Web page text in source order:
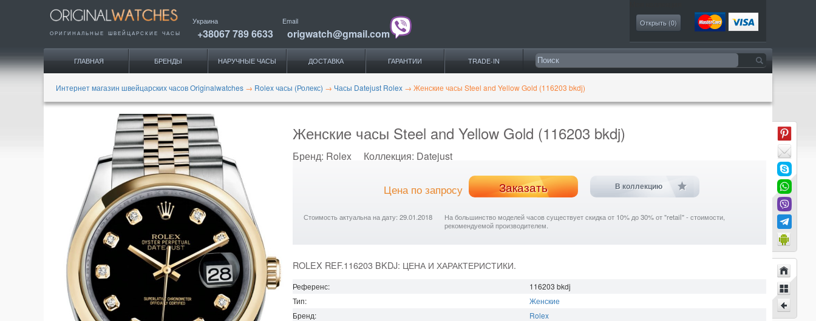
ОРИГИНАЛЬНЫЕ ШВЕЙЦАРСКИЕ ЧАСЫ
Украина
+38067 789 6633
Email
origwatch@gmail.com
Открыть (0)
ГЛАВНАЯ БРЕНДЫ НАРУЧНЫЕ ЧАСЫ ДОСТАВКА ГАРАНТИИ TRADE-IN
Интернет магазин швейцарских часов Originalwatches → Rolex часы (Ролекс) → Часы Datejust Rolex → Женские часы Steel and Yellow Gold (116203 bkdj)
Женские часы Steel and Yellow Gold (116203 bkdj)
Бренд: Rolex Коллекция: Datejust
Цена по запросу Заказать В коллекцию
Стоимость актуальна на дату: 29.01.2018
На большинство моделей часов существует скидка от 10% до 30% от "retail" - стоимости,
рекомендуемой производителем.
ROLEX REF.116203 BKDJ: ЦЕНА И ХАРАКТЕРИСТИКИ.
Референс:
116203 bkdj
Тип:
Женские
Бренд:
Rolex